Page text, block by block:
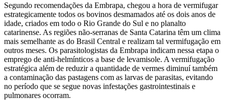
Segundo recomendações da Embrapa, chegou a hora de vermifugar
estrategicamente todos os bovinos desmamados até os dois anos de
idade, criados em todo o Rio Grande do Sul e no planalto
catarinense. As regiões não-serranas de Santa Catarina têm um clima
mais semelhante as do Brasil Central e realizam tal vermifugação em
outros meses. Os parasitologistas da Embrapa indicam nessa etapa o
emprego de anti-helmínticos a base de levamisole. A vermifugação
estratégica além de reduzir a quantidade de vermes diminuí também
a contaminação das pastagens com as larvas de parasitas, evitando
no período que se segue novas infestações gastrointestinais e
pulmonares ocorram.